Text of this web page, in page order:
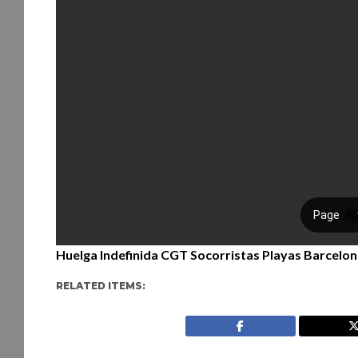
Huelga Indefinida CGT Socorristas Playas
RELATED ITEMS: